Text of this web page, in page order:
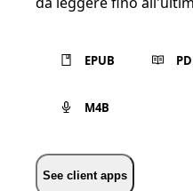
EPUB
M4B
See client apps